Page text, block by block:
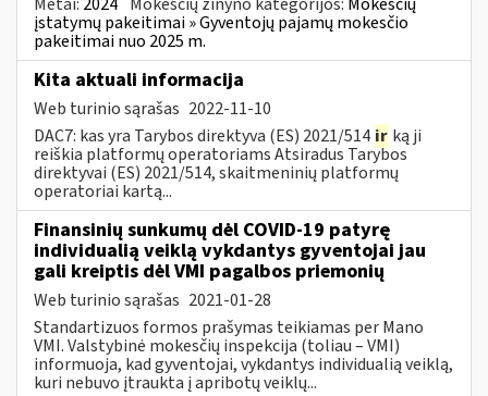
įstatymų pakeitimai » Gyventojų pajamų mokesčio
pakeitimai nuo 2025 m.
Kita aktuali informacija
Web turinio sąrašas 2022-11-10
DAC7: kas yra Tarybos direktyva (ES) 2021/514 ir ką ji
reiškia platformų operatoriams Atsiradus Tarybos
direktyvai (ES) 2021/514, skaitmeninių platformų
operatoriai kartą...
Finansinių sunkumų dėl COVID-19 patyrę
individualią veiklą vykdantys gyventojai jau
gali kreiptis dėl VMI pagalbos priemonių
Web turinio sąrašas 2021-01-28
Standartizuos formos prašymas teikiamas per Mano
VMI. Valstybinė mokesčių inspekcija (toliau – VMI)
informuoja, kad gyventojai, vykdantys individualią veiklą,
kuri nebuvo įtraukta į apribotų veiklų...